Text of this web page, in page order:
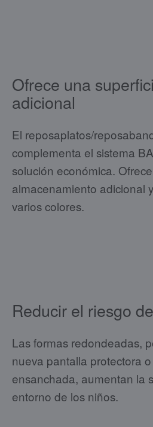
Ofrece una
adicional
El reposaplatos/
complementa el sistema
solución económica.
almacenamiento adicional
varios colores.
Reducir el riesgo
Las formas redondeadas,
nueva pantalla protectora
ensanchada, aumentan la
entorno de los niños.